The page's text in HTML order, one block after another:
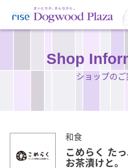
Shop
ショップのご
和食
こめらく た
お茶漬けと。